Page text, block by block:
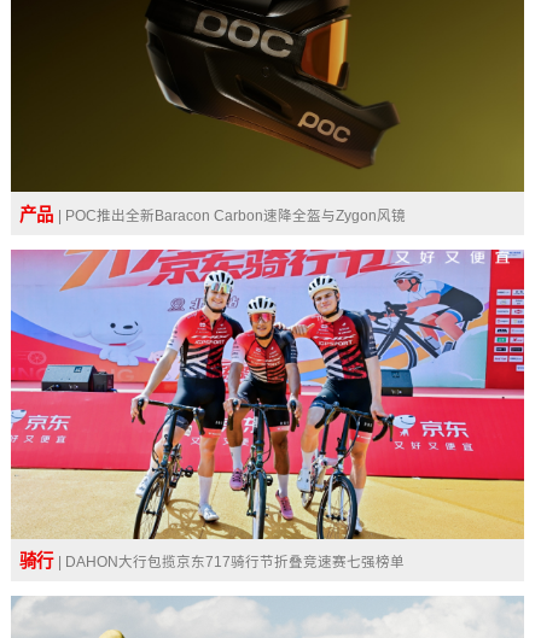
产品 | POC推出全新Baracon Carbon速降全盔与Zygon风镜
骑行 | DAHON大行包揽京东717骑行节折叠竞速赛七强榜单